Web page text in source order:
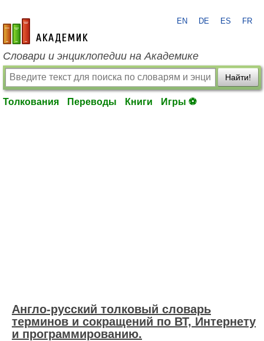
academic.ru
EN DE ES FR
Словари и энциклопедии на Академике
Найти!
Толкования Переводы Книги Игры ⚽
Англо-русский толковый словарь
терминов и сокращений по ВТ, Интернету
и программированию.